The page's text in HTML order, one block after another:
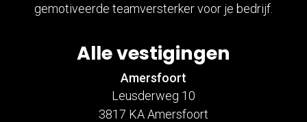
gemotiveerde teamversterker voor je bedrijf.
Alle vestigingen
Amersfoort
Leusderweg 10
3817 KA Amersfoort